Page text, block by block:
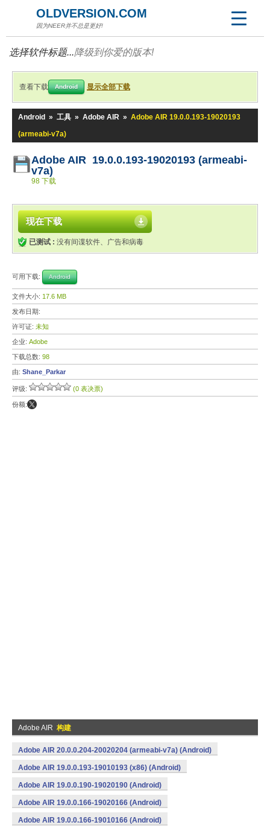
OLDVERSION.COM
因为NEER并不总是更好!
选择软件标题...降级到你爱的版本!
查看下载 Android 显示全部下载
Android » 工具 » Adobe AIR » Adobe AIR 19.0.0.193-19020193
(armeabi-v7a)
Adobe AIR 19.0.0.193-19020193 (armeabi-
v7a)
98 下载
现在下载
已测试 : 没有间谍软件、广告和病毒
可用下载: Android
文件大小: 17.6 MB
发布日期:
许可证: 未知
企业: Adobe
下载总数: 98
由: Shane_Parkar
评级: (0 表决票)
份额:
Adobe AIR 构建
Adobe AIR 20.0.0.204-20020204 (armeabi-v7a) (Android)
Adobe AIR 19.0.0.193-19010193 (x86) (Android)
Adobe AIR 19.0.0.190-19020190 (Android)
Adobe AIR 19.0.0.166-19020166 (Android)
Adobe AIR 19.0.0.166-19010166 (Android)